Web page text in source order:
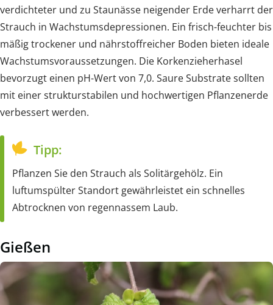
verdichteter und zu Staunässe neigender Erde verharrt der
Strauch in Wachstumsdepressionen. Ein frisch-feuchter bis
mäßig trockener und nährstoffreicher Boden bieten ideale
Wachstumsvoraussetzungen. Die Korkenzieherhasel
bevorzugt einen pH-Wert von 7,0. Saure Substrate sollten
mit einer strukturstabilen und hochwertigen Pflanzenerde
verbessert werden.
Tipp:
Pflanzen Sie den Strauch als Solitärgehölz. Ein
luftumspülter Standort gewährleistet ein schnelles
Abtrocknen von regennassem Laub.
Gießen